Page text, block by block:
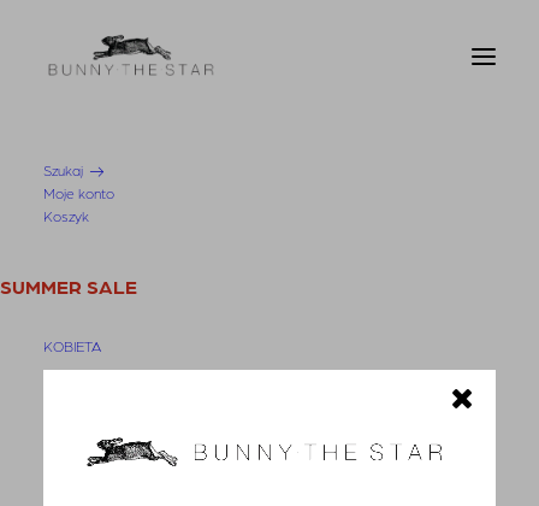
Szukaj
Moje konto
Koszyk
SUMMER SALE
KOBIETA
Strona Główna